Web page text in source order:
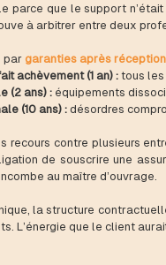
parce que le support
à arbitrer entre deux
par garanties après
achèvement (1 an) :tous les
(2 ans) : équipements
(10 ans) : désordres
recours contre plusieurs
de souscrire une
au maître d’ouvrage.
la structure
L’énergie que le client